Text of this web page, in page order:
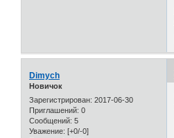
Dimych
Новичок
Зарегистрирован: 2017-06-30
Приглашений: 0
Сообщений: 5
Уважение: [+0/-0]